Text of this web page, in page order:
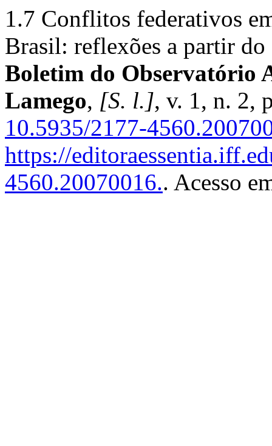
1.7 Conflitos federativos
Brasil: reflexões a partir
Boletim do Observatório
Lamego, [S. l.], v. 1, n. 2,
10.5935/2177-
https://
4560.20070016.. Acesso